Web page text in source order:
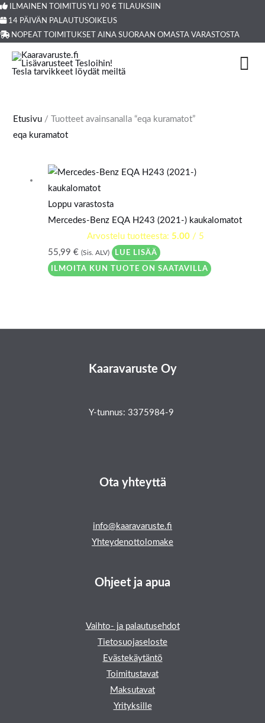
ILMAINEN TOIMITUS YLI 90 € TILAUKSIIN
14 PÄIVÄN PALAUTUSOIKEUS
NOPEAT TOIMITUKSET AINA SUORAAN OMASTA VARASTOSTA
Siirry
sisältöön
Etusivu / Tuotteet avainsanalla “eqa kuramatot”
eqa kuramatot
Loppu varastosta
Mercedes-Benz EQA H243 (2021-) kaukalomatot
Arvostelu tuotteesta: 5.00/ 5
55,99 € (Sis. ALV) LUE LISÄÄ
ILMOITA KUN TUOTE ON SAATAVILLA
Kaaravaruste Oy
Y-tunnus: 3375984-9
Ota yhteyttä
info@kaaravaruste.fi
Yhteydenottolomake
Ohjeet ja apua
Vaihto- ja palautusehdot
Tietosuojaseloste
Evästekäytäntö
Toimitustavat
Maksutavat
Yrityksille
Products
search